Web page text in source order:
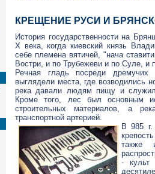
КРЕЩЕНИЕ РУСИ И
История государственности на
X века, когда киевский князь
себе племена вятичей, "нача
Востри, и по Трубежеви и по Суле, и
Речная гладь посреди
выглядели места, где возводились
река давали людям пищу и
Кроме того, лес был основным
строительных материалов, а
транспортной артерией.
В 985
также
- культ